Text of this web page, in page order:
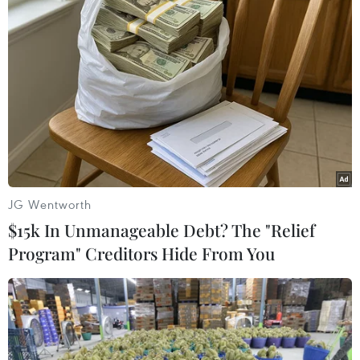
Đúng ngày World Cup 2026 khởi
tranh, FIFA sẽ phát hành trò chơi
"FIFA World Cup: Launch Edition"
trên Netflix Games, cho phép
người chơi trải nghiệm hành trình
chinh phục cúp vàng cùng 48 đội
tuyển.
JG Wentworth
$15k In Unmanageable Debt? The "Relief
Program" Creditors Hide From You